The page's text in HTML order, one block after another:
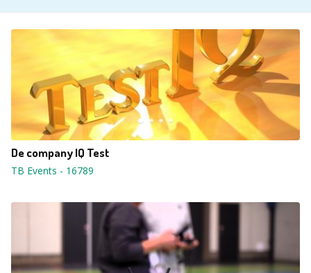
De company IQ Test
TB Events - 16789